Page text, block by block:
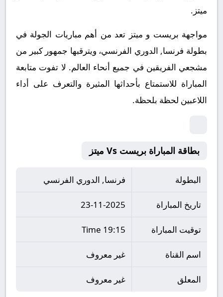
ميتز.
مواجهة بريست و ميتز تعد من أهم مباريات الجولة في
بطولة فرنسا, الدوري الفرنسي، ويترقبها جمهور كبير من
مشجعي الفريقين في جميع أنحاء العالم. لا تفوت متابعة
المباراة للاستمتاع بأحداثها المثيرة والتعرف على أداء
اللاعبين لحظة بلحظة.
بطاقة المباراة بريست Vs ميتز
البطولة فرنسا, الدوري الفرنسي
تاريخ المباراة 23-11-2025
توقيت المباراة 19:15 Time
اسم القناة غير معروف
المعلق غير معروف